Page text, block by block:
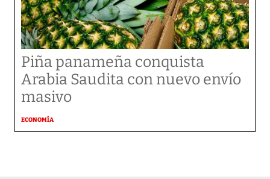
Piña panameña conquista
Arabia Saudita con nuevo envío
masivo
ECONOMÍA